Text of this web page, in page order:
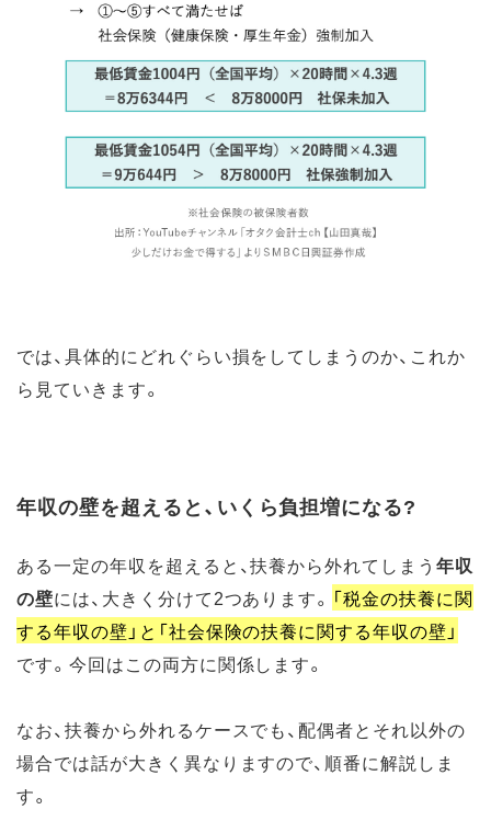
では、具体的にどれぐらい損をしてしまうのか、これか
ら見ていきます。
年収の壁を超えると、いくら負担増になる?
ある一定の年収を超えると、扶養から外れてしまう年収
の壁には、大きく分けて2つあります。 「税金の扶養に関
する年収の壁」と「社会保険の扶養に関する年収の壁」
です。今回はこの両方に関係します。
なお、扶養から外れるケースでも、配偶者とそれ以外の
場合では話が大きく異なりますので、順番に解説しま
す。